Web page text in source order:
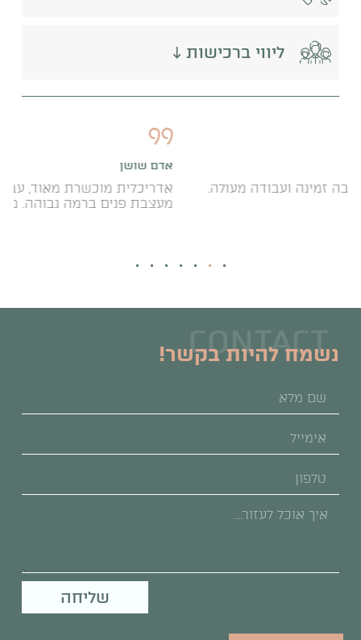
ליווי ברכישות ↓
אדריכלית מוכשרת מאוד, עבודה מדוייקת ומוקפדת.
מעצבת פנים ברמה גבוהה. מחירם ממש נוחים.
CONTACT
נשמח להיות בקשר!
שליחה